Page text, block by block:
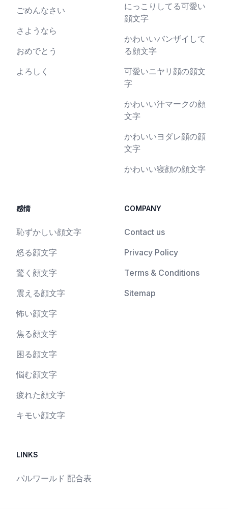
ごめんなさい
さようなら
おめでとう
よろしく
にっこりしてる可愛い
顔文字
かわいいバンザイして
る顔文字
可愛いニヤリ顔の顔文
字
かわいい汗マークの顔
文字
かわいいヨダレ顔の顔
文字
かわいい寝顔の顔文字
感情
恥ずかしい顔文字
怒る顔文字
驚く顔文字
震える顔文字
怖い顔文字
焦る顔文字
困る顔文字
悩む顔文字
疲れた顔文字
キモい顔文字
COMPANY
Contact us
Privacy Policy
Terms & Conditions
Sitemap
LINKS
パルワールド 配合表